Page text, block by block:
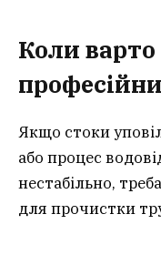
Коли варто
Якщо стоки
або процес
нестабільно,
для прочистки